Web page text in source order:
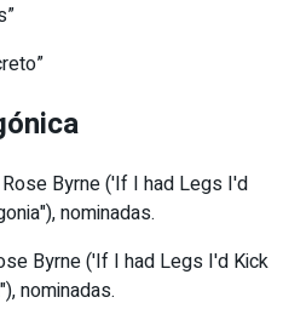
Byrne ('If I had Legs I'd Kick
nominadas.